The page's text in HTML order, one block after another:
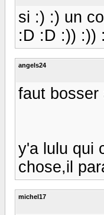
si :) :) un
:D :D :)) :))
angels24
faut bosser
y'a lulu qui
chose,il
michel17